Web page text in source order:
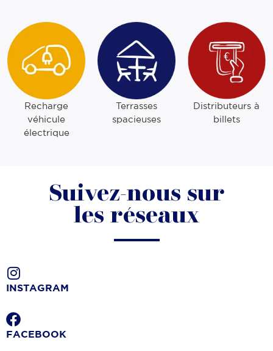
Recharge
véhicule
électrique
Terrasses
spacieuses
Distributeurs à
billets
Suivez-nous sur
les réseaux
INSTAGRAM
FACEBOOK